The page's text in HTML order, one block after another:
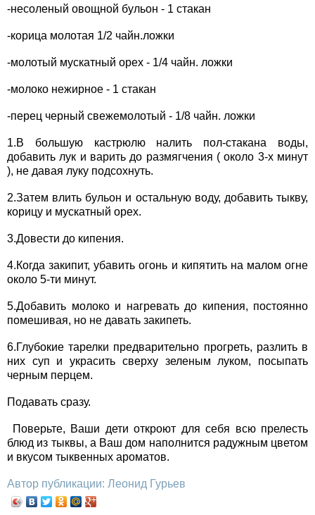
-несоленый овощной бульон - 1 стакан
-корица молотая 1/2 чайн.ложки
-молотый мускатный орех - 1/4 чайн. ложки
-молоко нежирное - 1 стакан
-перец черный свежемолотый - 1/8 чайн. ложки
1.В большую кастрюлю налить пол-стакана воды,
добавить лук и варить до размягчения ( около 3-х минут
), не давая луку подсохнуть.
2.Затем влить бульон и остальную воду, добавить тыкву,
корицу и мускатный орех.
3.Довести до кипения.
4.Когда закипит, убавить огонь и кипятить на малом огне
около 5-ти минут.
5.Добавить молоко и нагревать до кипения, постоянно
помешивая, но не давать закипеть.
6.Глубокие тарелки предварительно прогреть, разлить в
них суп и украсить сверху зеленым луком, посыпать
черным перцем.
Подавать сразу.
Поверьте, Ваши дети откроют для себя всю прелесть
блюд из тыквы, а Ваш дом наполнится радужным цветом
и вкусом тыквенных ароматов.
Автор публикации: Леонид Гурьев